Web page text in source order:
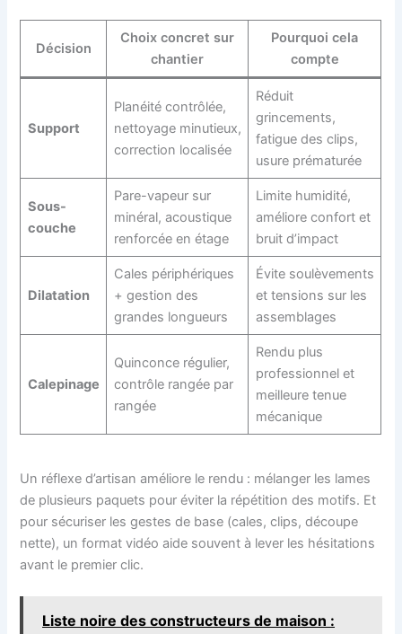
Décision
Choix concret sur
chantier
Pourquoi cela
compte
Support
Planéité contrôlée,
nettoyage minutieux,
correction localisée
Réduit
grincements,
fatigue des clips,
usure prématurée
Sous-
couche
Pare-vapeur sur
minéral, acoustique
renforcée en étage
Limite humidité,
améliore confort et
bruit d’impact
Dilatation
Cales périphériques
+ gestion des
grandes longueurs
Évite soulèvements
et tensions sur les
assemblages
Calepinage
Quinconce régulier,
contrôle rangée par
rangée
Rendu plus
professionnel et
meilleure tenue
mécanique
Un réflexe d’artisan améliore le rendu : mélanger les lames
de plusieurs paquets pour éviter la répétition des motifs. Et
pour sécuriser les gestes de base (cales, clips, découpe
nette), un format vidéo aide souvent à lever les hésitations
avant le premier clic.
Liste noire des constructeurs de maison :